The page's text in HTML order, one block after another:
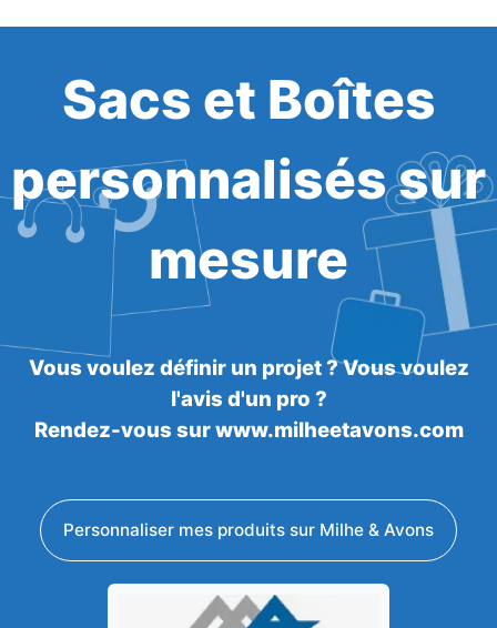
Sacs et Boîtes
personnalisés sur
mesure
Vous voulez définir un projet ? Vous voulez
l'avis d'un pro ?
Rendez-vous sur www.milheetavons.com
Personnaliser mes produits sur Milhe & Avons